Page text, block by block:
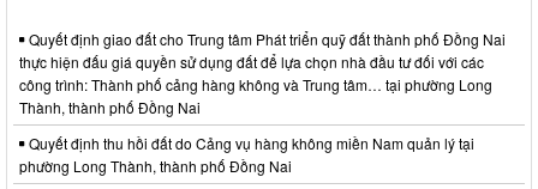
Quyết định giao đất cho Trung tâm Phát triển quỹ đất thành phố Đồng Nai
thực hiện đấu giá quyền sử dụng đất để lựa chọn nhà đầu tư đối với các
công trình: Thành phố cảng hàng không và Trung tâm… tại phường Long
Thành, thành phố Đồng Nai
Quyết định thu hồi đất do Cảng vụ hàng không miền Nam quản lý tại
phường Long Thành, thành phố Đồng Nai